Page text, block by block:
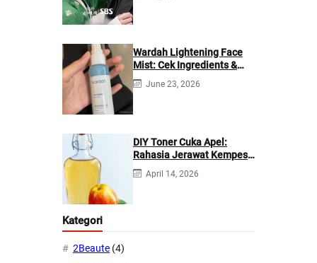
Wardah Lightening Face
Mist: Cek Ingredients &
Manfaatnya
June 23, 2026
DIY Toner Cuka Apel:
Rahasia Jerawat Kempes
dalam 2 Hari!
April 14, 2026
Kategori
2Beaute (4)